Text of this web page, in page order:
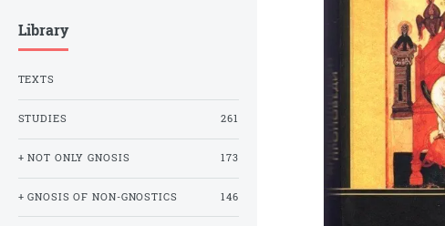
Library
TEXTS
STUDIES 261
+ NOT ONLY GNOSIS 173
+ GNOSIS OF NON-GNOSTICS 146